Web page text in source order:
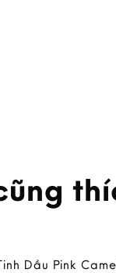
Dầu Pink